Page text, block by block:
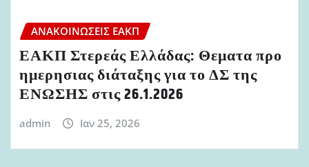
ΑΝΑΚΟΙΝΏΣΕΙΣ ΕΑΚΠ
ΕΑΚΠ Στερεάς Ελλάδας: Θεματα προ
ημερησιας διάταξης για το ΔΣ της
ΕΝΩΣΗΣ στις 26.1.2026
admin Ιαν 25, 2026